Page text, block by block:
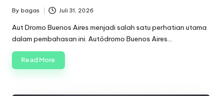
Posted
by
By bagas Juli 31, 2026
Aut Dromo Buenos Aires menjadi salah satu perhatian utama
dalam pembahasan ini. Autódromo Buenos Aires…
Read More